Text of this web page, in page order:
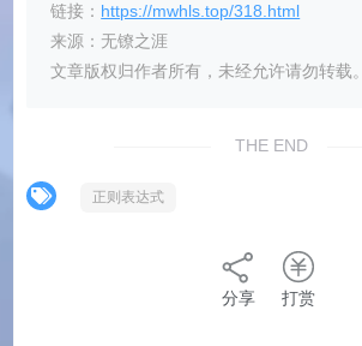
链接： https://mwhls.top/318.html
来源：无镣之涯
文章版权归作者所有，未经允许请勿转载。
THE END
正则表达式
分享 打赏